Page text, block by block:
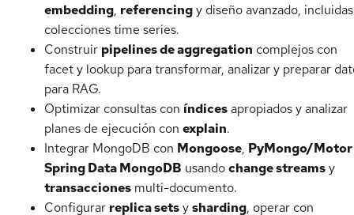
embedding, referencingy diseño avanzado, incluidas
colecciones time series.
Construir pipelines de aggregation complejos con
facet y lookup para transformar, analizar y preparar
para RAG.
Optimizar consultas con índicesapropiados y analizar
planes de ejecución con explain.
Integrar MongoDB con Mongoose, PyMongo/Motor
Spring Data MongoDB usandochange streamsy
transacciones multi-documento.
Configurar replica setsysharding, operar con